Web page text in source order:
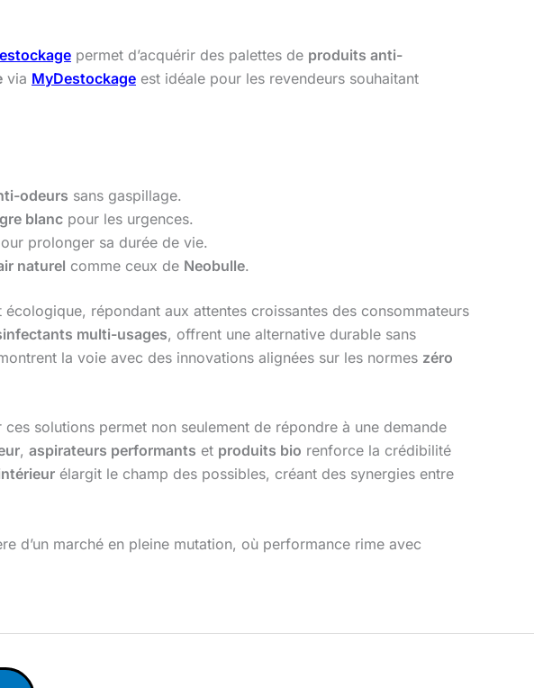
permet d’acquérir des palettes de produits anti-
via MyDestockage est idéale pour les revendeurs souhaitant
odeurs sans gaspillage.
blanc pour les urgences.
prolonger sa durée de vie.
naturel comme ceux de Neobulle.
répondant aux attentes croissantes des consommateurs
multi-usages, offrent une alternative durable sans
la voie avec des innovations alignées sur les normes zéro
ces solutions permet non seulement de répondre à une demande
, aspirateurs performants et produits bio renforce la crédibilité
élargit le champ des possibles, créant des synergies entre
d’un marché en pleine mutation, où performance rime avec